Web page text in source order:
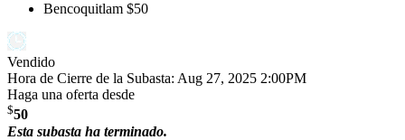
Bencoquitlam $50
Vendido
Hora de Cierre de la Subasta: Aug 27, 2025 2:00PM
Haga una oferta desde
$50
Esta subasta ha terminado.